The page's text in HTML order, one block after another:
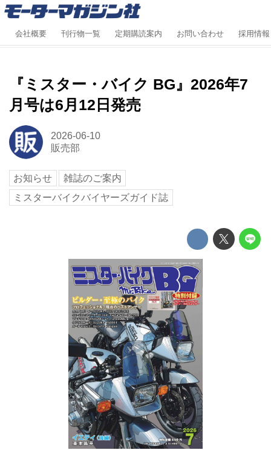
会社概要 刊行物一覧 定期購読案内 お問い合わせ 採用情報
『ミスター・バイク BG』2026年7
月号は6月12日発売
2026-06-10
販売部
お知らせ
雑誌のご案内
ミスターバイクバイヤーズガイド誌